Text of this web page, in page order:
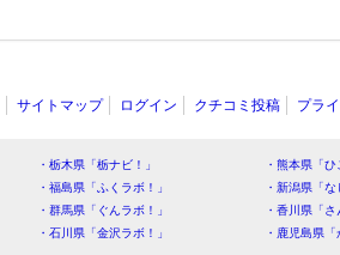
サイトマップ ログイン クチコミ投稿 プラ
・栃木県「栃ナビ！」
・熊本県「
・福島県「ふくラボ！」
・新潟県「
・群馬県「ぐんラボ！」
・香川県「
・石川県「金沢ラボ！」
・鹿児島県